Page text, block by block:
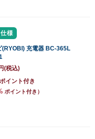
様
(RYOBI) 充電器 BC-365L
(税込)
イント付き
ポイント付き）